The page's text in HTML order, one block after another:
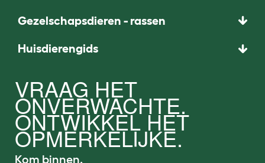
Gezelschapsdieren - rassen
Huisdierengids
VRAAG HET
ONVERWACHTE.
ONTWIKKEL HET
OPMERKELIJKE.
Kom binnen.